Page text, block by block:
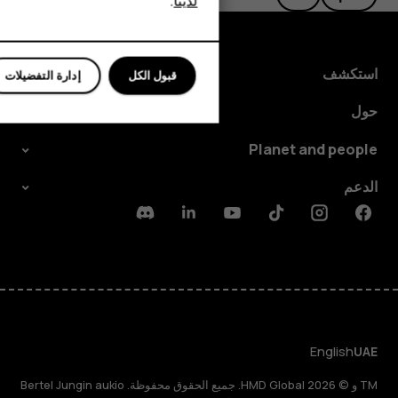
استكشف
حول
Planet and people
الدعم
Facebook
Instagram
Tiktok
Youtube
Linkedin
Discord
UAE
English
TM و © 2026 HMD Global. جميع الحقوق محفوظة. Bertel Jungin aukio
إدارة التفضيلات قبول الكل